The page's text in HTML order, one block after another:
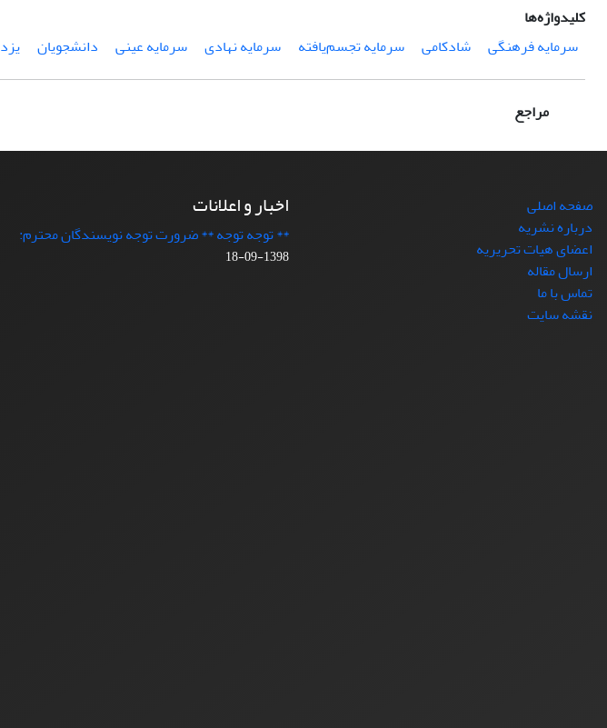
کلیدواژه‌ها
سرمایه فرهنگی
شادکامی سرمایه تجسم‌یافته سرمایه نهادی سرمایه عینی دانشجویان یزد
مراجع
صفحه اصلی
درباره نشریه
اعضای هیات تحریریه
ارسال مقاله
تماس با ما
نقشه سایت
اخبار و اعلانات
** توجه توجه ** ضرورت توجه نویسندگان محترم:
1398-09-18